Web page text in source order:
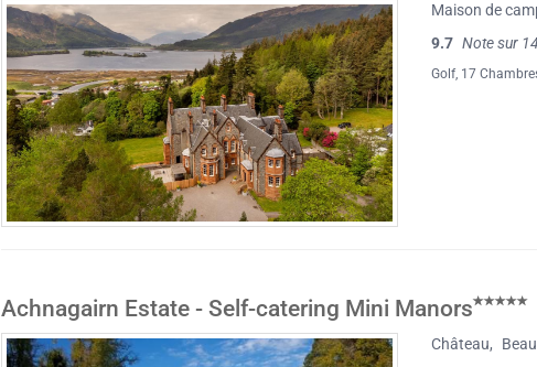
Maison de
9.7 Note sur
Golf, 17
Achnagairn Estate - Self-catering Mini Manors
Château,